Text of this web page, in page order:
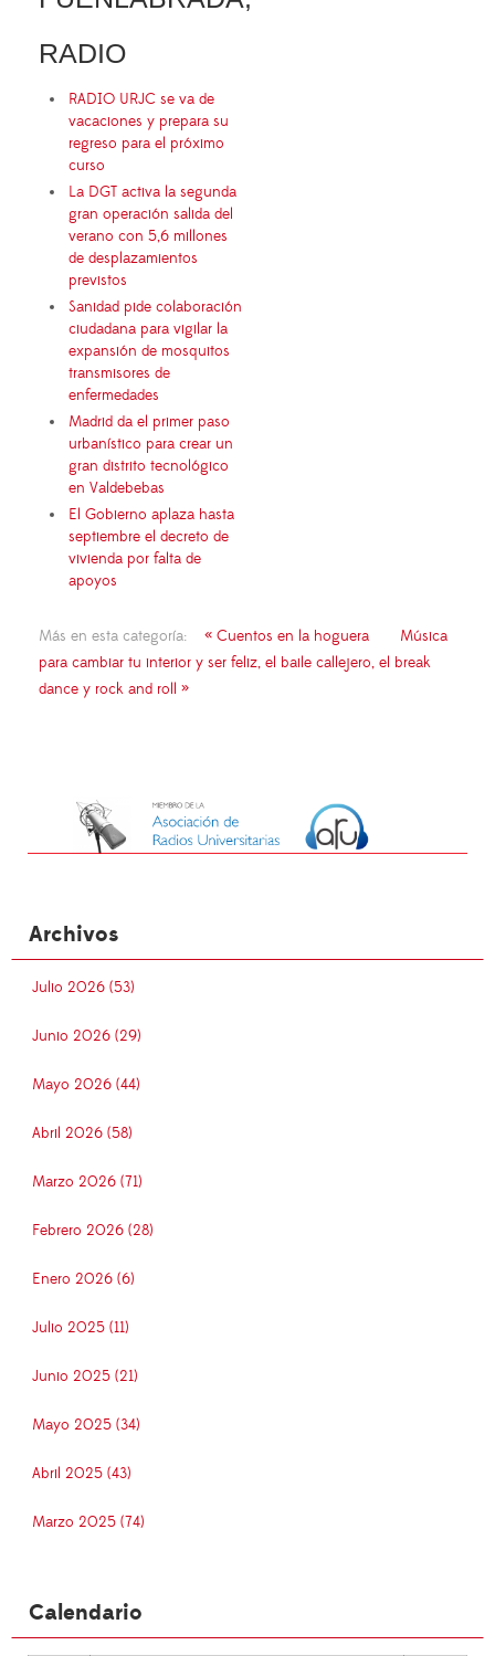
RADIO
RADIO URJC se va de
vacaciones y prepara su
regreso para el próximo
curso
La DGT activa la segunda
gran operación salida del
verano con 5,6 millones
de desplazamientos
previstos
Sanidad pide colaboración
ciudadana para vigilar la
expansión de mosquitos
transmisores de
enfermedades
Madrid da el primer paso
urbanístico para crear un
gran distrito tecnológico
en Valdebebas
El Gobierno aplaza hasta
septiembre el decreto de
vivienda por falta de
apoyos
Más en esta categoría: « Cuentos en la hoguera
Música
para cambiar tu interior y ser feliz, el baile callejero, el break
dance y rock and roll »
Archivos
Julio 2026 (53)
Junio 2026 (29)
Mayo 2026 (44)
Abril 2026 (58)
Marzo 2026 (71)
Febrero 2026 (28)
Enero 2026 (6)
Julio 2025 (11)
Junio 2025 (21)
Mayo 2025 (34)
Abril 2025 (43)
Marzo 2025 (74)
Calendario